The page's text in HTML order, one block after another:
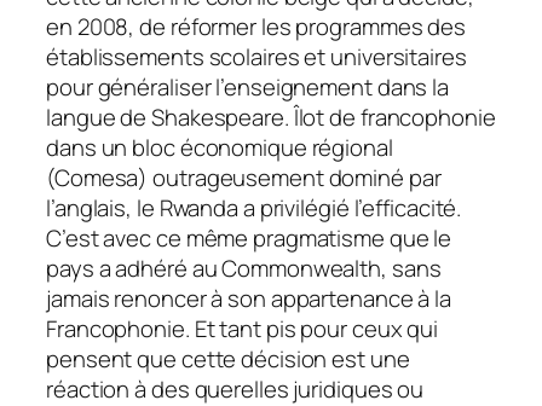
en 2008, de réformer les programmes des
établissements scolaires et universitaires
pour généraliser l’enseignement dans la
langue de Shakespeare. Îlot de francophonie
dans un bloc économique régional
(Comesa) outrageusement dominé par
l’anglais, le Rwanda a privilégié l’efficacité.
C’est avec ce même pragmatisme que le
pays a adhéré au Commonwealth, sans
jamais renoncer à son appartenance à la
Francophonie. Et tant pis pour ceux qui
pensent que cette décision est une
réaction à des querelles juridiques ou